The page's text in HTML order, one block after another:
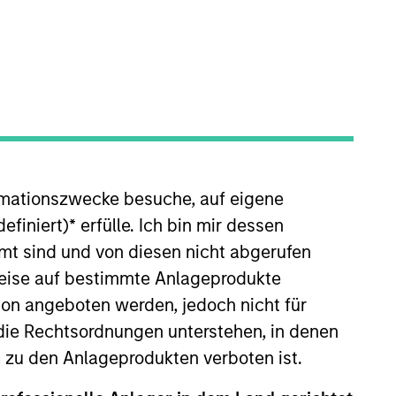
besuche, auf eigene
* erfülle. Ich bin mir dessen
sind und von diesen nicht abgerufen
auf bestimmte Anlageprodukte
angeboten werden, jedoch nicht für
Rechtsordnungen unterstehen, in denen
den Anlageprodukten verboten ist.
that the investment mentioned
The trademarks and service marks
sponsored, or otherwise approved by
are providing these hyperlinks to you
investigation, verification or
the information contained on the site